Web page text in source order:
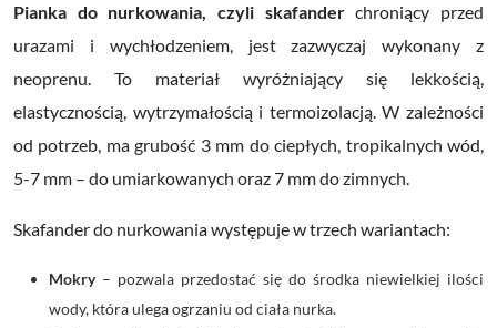
Pianka do nurkowania, czyli skafanderchroniący przed
urazami i wychłodzeniem, jest zazwyczaj wykonany z
neoprenu. To materiał wyróżniający się lekkością,
elastycznością, wytrzymałością i termoizolacją. W zależności
od potrzeb, ma grubość 3 mm do ciepłych, tropikalnych wód,
5-7 mm – do umiarkowanych oraz 7 mm do zimnych.
Skafander do nurkowania występuje w trzech wariantach:
Mokry – pozwala przedostać się do środka niewielkiej ilości
wody, która ulega ogrzaniu od ciała nurka.